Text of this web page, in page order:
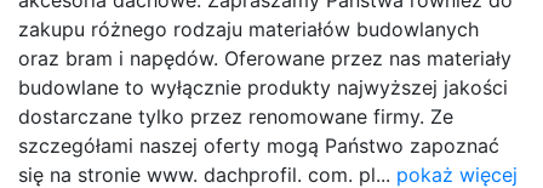
zakupu różnego rodzaju materiałów budowlanych
oraz bram i napędów. Oferowane przez nas materiały
budowlane to wyłącznie produkty najwyższej jakości
dostarczane tylko przez renomowane firmy. Ze
szczegółami naszej oferty mogą Państwo zapoznać
się na stronie www. dachprofil. com. pl... pokaż więcej